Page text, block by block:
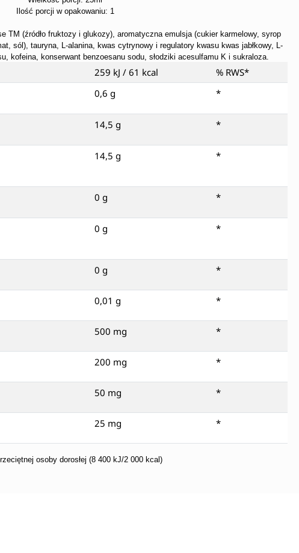
Ilość porcji w opakowaniu: 1
TM (źródło fruktozy i glukozy), aromatyczna emulsja (cukier karmelowy, syrop
sól), tauryna, L-alanina, kwas cytrynowy i regulatory kwasu kwas jabłkowy, L-
kofeina, konserwant benzoesanu sodu, słodziki acesulfamu K i sukraloza.
259 kJ / 61 kcal % RWS*
0,6 g *
14,5 g *
14,5 g *
0 g *
0 g *
0 g *
0,01 g *
500 mg *
200 mg *
50 mg *
25 mg *
osoby dorosłej (8 400 kJ/2 000 kcal)